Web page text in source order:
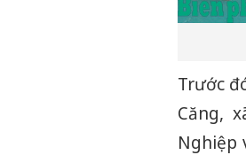
Trước
Căng,
Nghiệp